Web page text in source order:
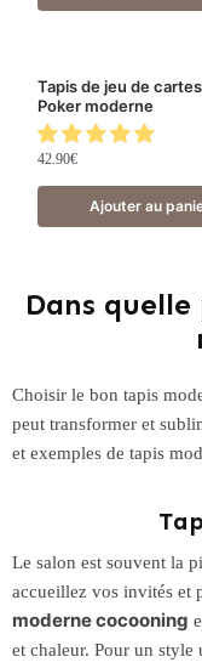
Tapis de jeu de
Poker moderne
42.90€
Ajouter au
Dans
Choisir le bon tapis
peut transformer et
et exemples de tapis
Le salon est souvent la
accueillez vos invités et
moderne cocooning
et chaleur. Pour un